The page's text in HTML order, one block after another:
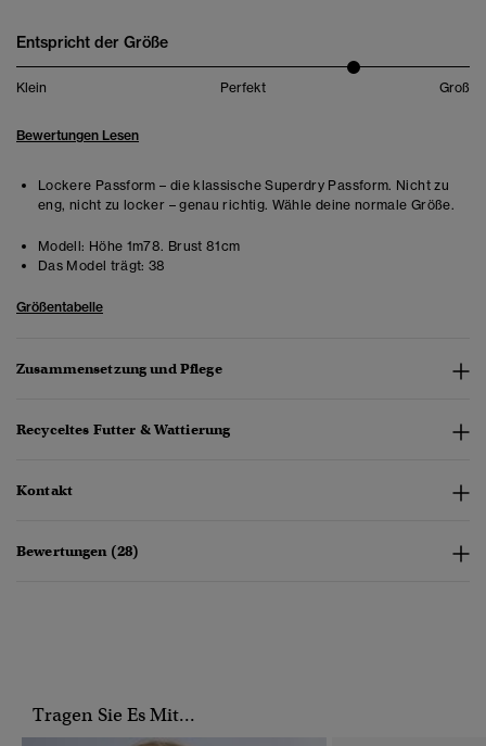
Entspricht der Größe
Klein Perfekt Groß
Bewertungen Lesen
Lockere Passform – die klassische Superdry Passform. Nicht zu
eng, nicht zu locker – genau richtig. Wähle deine normale Größe.
Modell: Höhe 1m78. Brust 81cm
Das Model trägt: 38
Größentabelle
Zusammensetzung und Pflege
Recyceltes Futter & Wattierung
Kontakt
Bewertungen (28)
Tragen Sie Es Mit...